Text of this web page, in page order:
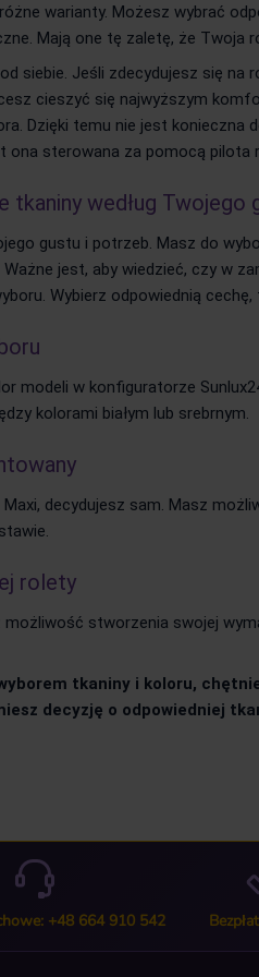
warianty. Możesz wybrać
Mają one tę zaletę, że Twoja
siebie. Jeśli zdecydujesz się
cieszyć się najwyższym
Dzięki temu nie jest
ona sterowana za pomocą
tkaniny według Twojego
gustu i potrzeb. Masz do
jest, aby wiedzieć, czy w
Wybierz odpowiednią
modeli w konfiguratorze
kolorami białym lub srebrnym.
decydujesz sam. Masz
rolety
stworzenia swojej
tkaniny i koloru,
decyzję o odpowiedniej
+48 664 910 542